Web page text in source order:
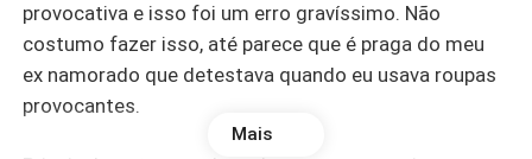
provocativa e isso foi um erro gravíssimo. Não
costumo fazer isso, até parece que é praga do meu
ex namorado que detestava quando eu usava roupas
provocantes.
Mais